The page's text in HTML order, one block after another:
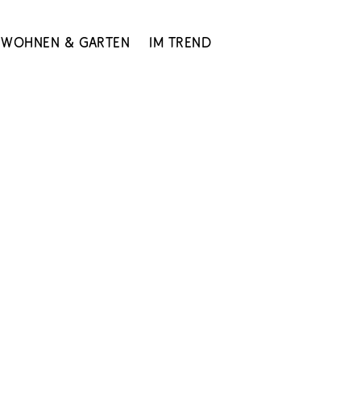
Wohnen & Garten Im Trend